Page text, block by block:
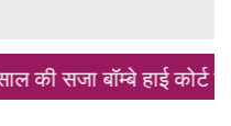
सजा बॉम्बे हाई कोर्ट ने